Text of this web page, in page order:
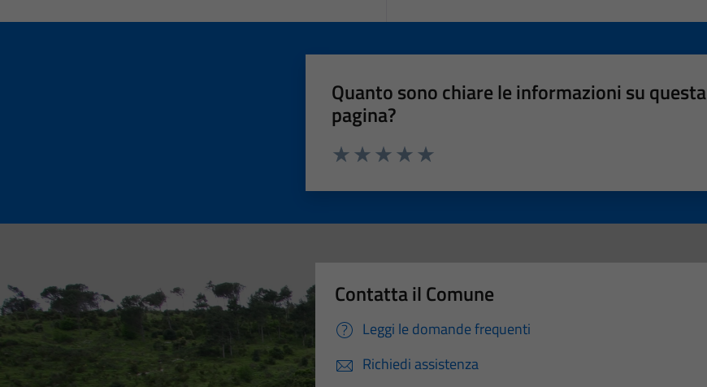
Quanto sono chiare le informazioni su questa
pagina?
Contatta il Comune
Leggi le domande frequenti
Richiedi assistenza